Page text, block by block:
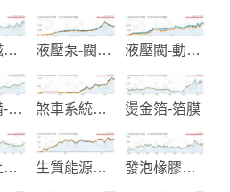
油壓電磁閥及油壓零件製造 液壓泵-閥及系統製造 液壓閥-動力配件製造
測試設備-光能模組-光纖組件 煞車系統零配件 燙金箔-箔膜
生產線上用之組裝工具 生質能源再生系統 發泡橡膠製品